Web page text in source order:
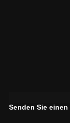
Senden Sie